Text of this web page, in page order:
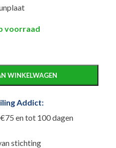
voorraad
WINKELWAGEN
Addict:
en tot 100 dagen
stichting